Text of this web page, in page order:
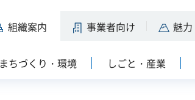
組織案内 事業者向け 魅力
まちづくり・環境 しごと・産業